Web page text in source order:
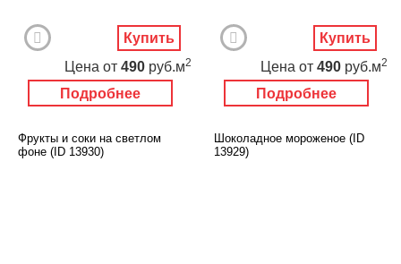
Подробнее
Цена от 490 руб.м2
Купить
Подробнее
Цена от 490 руб.м2
Купить
Фрукты и соки на светлом
фоне (ID 13930)
Шоколадное мороженое (ID
13929)